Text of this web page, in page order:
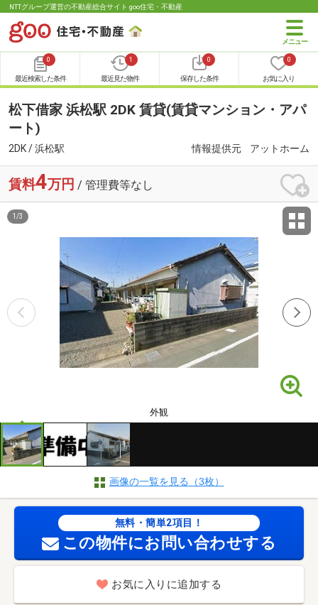
NTTグループ運営の不動産総合サイト goo住宅・不動産
0
最近検索した条件
1
最近見た物件
0
保存した条件
0
お気に入り
松下借家 浜松駅 2DK 賃貸(賃貸マンション・アパ
ート)
2DK / 浜松駅 情報提供元 アットホーム
賃料4万円 / 管理費等なし
外観
1 /3
画像の一覧を見る（3枚）
無料・簡単2項目！
この物件にお問い合わせする
お気に入りに追加する